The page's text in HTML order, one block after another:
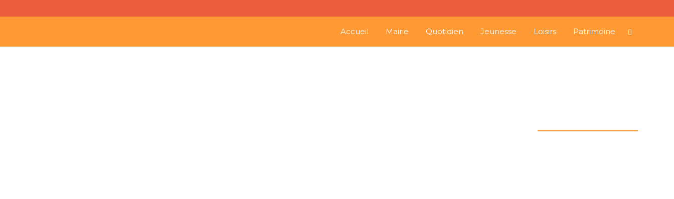
Accueil Mairie Quotidien Jeunesse Loisirs Patrimoine